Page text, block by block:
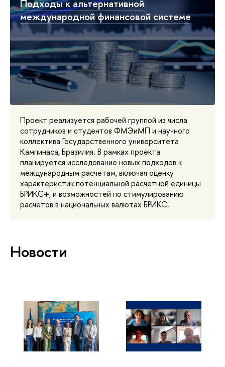
Подходы к альтернативной
международной финансовой системе
Проект реализуется рабочей группой из числа
сотрудников и студентов ФМЭиМП и научного
коллектива Государственного университета
Кампинаса, Бразилия. В рамках проекта
планируется исследование новых подходов к
международным расчетам, включая оценку
характеристик потенциальной расчетной единицы
БРИКС+, и возможностей по стимулированию
расчетов в национальных валютах БРИКС.
Новости